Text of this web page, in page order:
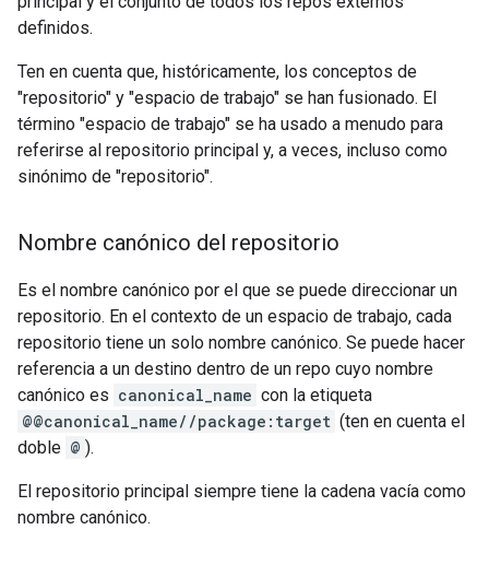
definidos.
Ten en cuenta que, históricamente, los conceptos de
"repositorio" y "espacio de trabajo" se han fusionado. El
término "espacio de trabajo" se ha usado a menudo para
referirse al repositorio principal y, a veces, incluso como
sinónimo de "repositorio".
Nombre canónico del repositorio
Es el nombre canónico por el que se puede direccionar un
repositorio. En el contexto de un espacio de trabajo, cada
repositorio tiene un solo nombre canónico. Se puede hacer
referencia a un destino dentro de un repo cuyo nombre
canónico es canonical_name con la etiqueta
@@canonical_name//package:target (ten en cuenta el
doble @ ).
El repositorio principal siempre tiene la cadena vacía como
nombre canónico.